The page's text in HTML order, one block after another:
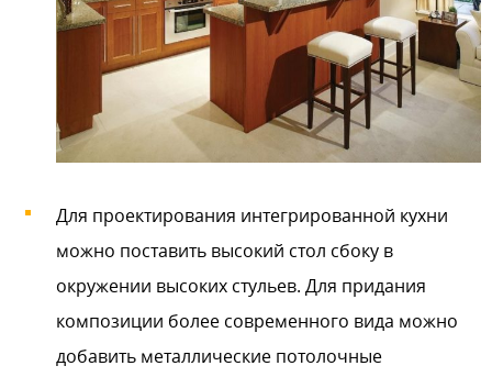
Для проектирования интегрированной кухни
можно поставить высокий стол сбоку в
окружении высоких стульев. Для придания
композиции более современного вида можно
добавить металлические потолочные